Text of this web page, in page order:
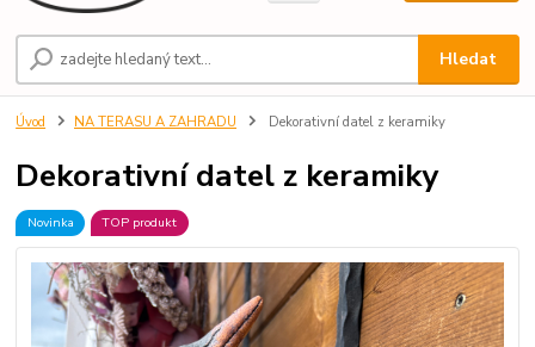
Hledat
Úvod NA TERASU A ZAHRADU Dekorativní datel z keramiky
Dekorativní datel z keramiky
Novinka TOP produkt